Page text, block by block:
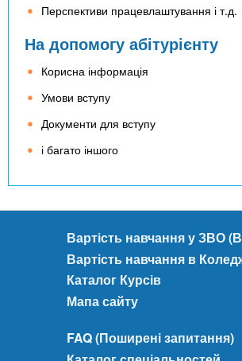
Перспективи працевлаштування і т.д.
На допомогу абітурієнту
Корисна інформація
Умови вступу
Документи для вступу
і багато іншого
Вартість навчання у ЗВО
Вартість навчання в
Каталог Курсів
Мапа сайту
FAQ (Поширені запитання)